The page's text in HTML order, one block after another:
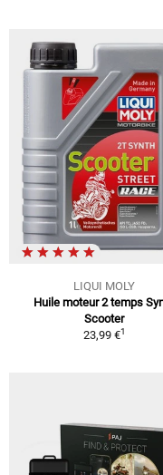
LIQUI MOLY
Huile moteur 2 temps
Scooter
23,99 €1